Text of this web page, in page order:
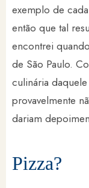
exemplo de
então que tal
encontrei
de São Paulo.
culinária
provavelmente
dariam
Pizza?